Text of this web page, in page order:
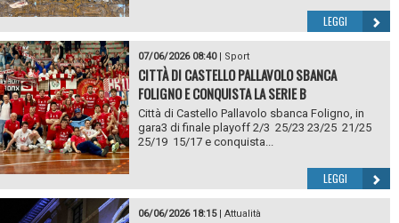
LEGGI
07/06/2026 08:40| Sport
CITTÀ DI CASTELLO PALLAVOLO SBANCA
FOLIGNO E CONQUISTA LA SERIE B
Città di Castello Pallavolo sbanca Foligno, in
gara3 di finale playoff 2/3 25/23 23/25 21/25
25/19 15/17 e conquista...
LEGGI
06/06/2026 18:15| Attualità